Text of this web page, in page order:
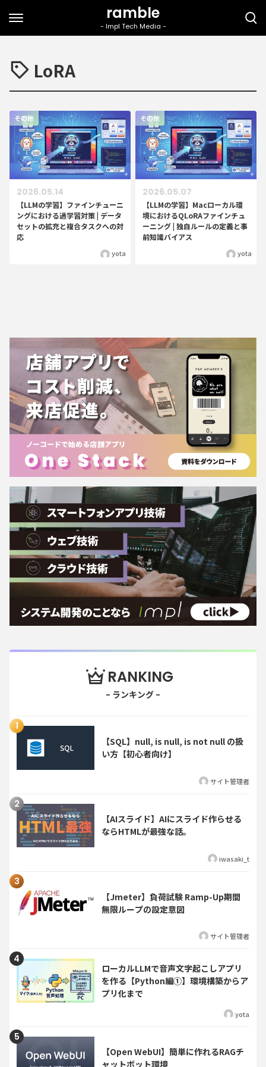
LoRA
その他
【LLMの学習】ファインチューニ
ングにおける過学習対策 | データ
セットの拡充と複合タスクへの対
応
2026.05.14
yota
その他
【LLMの学習】Macローカル環
境におけるQLoRAファインチュ
ーニング | 独自ルールの定義と事
前知識バイアス
2026.05.07
yota
RANKING
【SQL】null, is null, is not null の扱
い方【初心者向け】
サイト管理者
【AIスライド】AIにスライド作らせる
ならHTMLが最強な話。
iwasaki_t
【Jmeter】負荷試験 Ramp-Up期間
無限ループの設定意図
サイト管理者
ローカルLLMで音声文字起こしアプリ
を作る【Python編①】環境構築からア
プリ化まで
yota
【Open WebUI】簡単に作れるRAGチ
ャットボット環境